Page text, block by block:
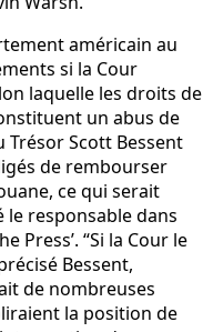
américain au
si la Cour
laquelle les droits de
un abus de
Trésor Scott Bessent
de rembourser
ce qui serait
responsable dans
Press’. “Si la Cour le
Bessent,
de nombreuses
la position de